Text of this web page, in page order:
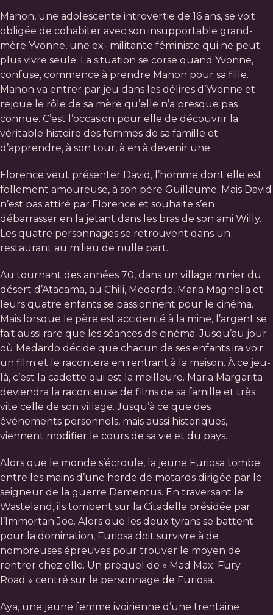
Manon, une adolescente introvertie de 16 ans, se voit
obligée de cohabiter avec son insupportable grand-
mère Yvonne, une ex- militante féministe qui ne peut
plus vivre seule. La situation se corse quand Yvonne,
confuse, commence à prendre Manon pour sa fille.
Manon va entrer par jeu dans les délires d’Yvonne et
rejoue le rôle de sa mère qu’elle n’a presque pas
connue. C’est l’occasion pour elle de découvrir la
véritable histoire des femmes de sa famille et
d’apprendre, à son tour, à en à devenir une.
Florence veut présenter David, l’homme dont elle est
follement amoureuse, à son père Guillaume. Mais David
n’est pas attiré par Florence et souhaite s’en
débarrasser en la jetant dans les bras de son ami Willy.
Les quatre personnages se retrouvent dans un
restaurant au milieu de nulle part.
Au tournant des années 70, dans un village minier du
désert d’Atacama, au Chili, Medardo, Maria Magnolia et
leurs quatre enfants se passionnent pour le cinéma.
Mais lorsque le père est accidenté à la mine, l’argent se
fait aussi rare que les séances de cinéma. Jusqu’au jour
où Medardo décide que chacun de ses enfants ira voir
un film et le racontera en rentrant à la maison. À ce jeu-
là, c’est la cadette qui est la meilleure. Maria Margarita
deviendra la raconteuse de films de sa famille et très
vite celle de son village. Jusqu’à ce que des
événements personnels, mais aussi historiques,
viennent modifier le cours de sa vie et du pays.
Alors que le monde s’écroule, la jeune Furiosa tombe
entre les mains d’une horde de motards dirigée par le
seigneur de la guerre Dementus. En traversant le
Wasteland, ils tombent sur la Citadelle présidée par
l’Immortan Joe. Alors que les deux tyrans se battent
pour la domination, Furiosa doit survivre à de
nombreuses épreuves pour trouver le moyen de
rentrer chez elle. Un prequel de « Mad Max: Fury
Road » centré sur le personnage de Furiosa.
Aya, une jeune femme ivoirienne d’une trentaine